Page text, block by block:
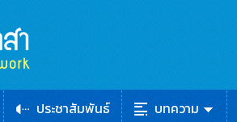
ประชาสัมพันธ์ บทความ